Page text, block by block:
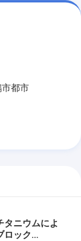
都市
タニウムによ
ロック